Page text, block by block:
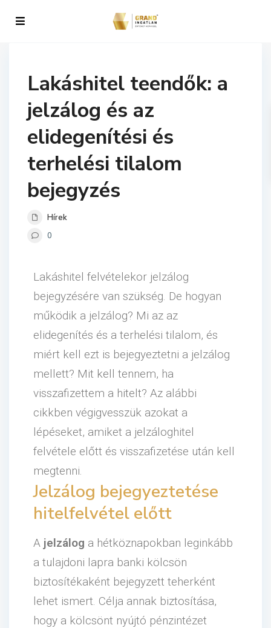
Lakáshitel teendők: a
jelzálog és az
elidegenítési és
terhelési tilalom
bejegyzés
Hírek
0
Lakáshitel felvételekor jelzálog
bejegyzésére van szükség. De hogyan
működik a jelzálog? Mi az az
elidegenítés és a terhelési tilalom, és
miért kell ezt is bejegyeztetni a jelzálog
mellett? Mit kell tennem, ha
visszafizettem a hitelt? Az alábbi
cikkben végigvesszük azokat a
lépéseket, amiket a jelzáloghitel
felvétele előtt és visszafizetése után kell
megtenni.
Jelzálog bejegyeztetése
hitelfelvétel előtt
A jelzálog a hétköznapokban leginkább
a tulajdoni lapra banki kölcsön
biztosítékaként bejegyzett teherként
lehet ismert. Célja annak biztosítása,
hogy a kölcsönt nyújtó pénzintézet